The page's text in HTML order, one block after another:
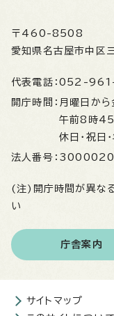
〒460-8508
愛知県名古屋市中区
代表電話： 052-
開庁時間： 月曜日か
午前8時45
休日・祝日
法人番号：
(注)開庁時間が異な
い
庁舎案内
サイトマップ